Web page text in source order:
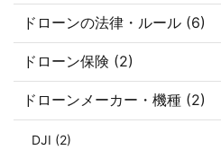
ドローンの法律・ルール (6)
ドローン保険 (2)
ドローンメーカー・機種 (2)
DJI (2)